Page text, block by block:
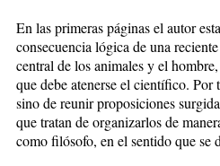
En las primeras páginas el autor
consecuencia lógica de una
central de los animales y el
que debe atenerse el científico.
sino de reunir proposiciones
que tratan de organizarlos de
como filósofo, en el sentido que se